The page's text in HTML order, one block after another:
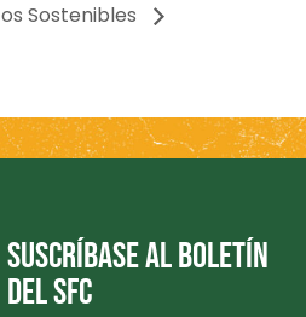
Sostenibles
SUSCRÍBASE AL BOLETÍN
DEL SFC